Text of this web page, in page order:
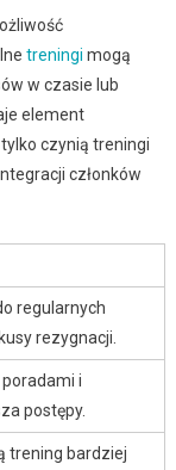
treningi mogą
w czasie lub
element
czynią treningi
członków
regularnych
rezygnacji.
i
postępy.
trening bardziej